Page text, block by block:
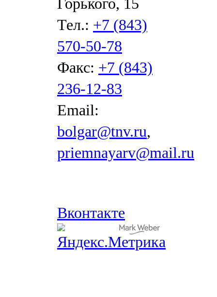
Тел.: +7 (843)
570-50-78
Факс: +7 (843)
236-12-83
Email:
bolgar@tnv.ru,
priemnayarv@mail.ru
Вконтакте